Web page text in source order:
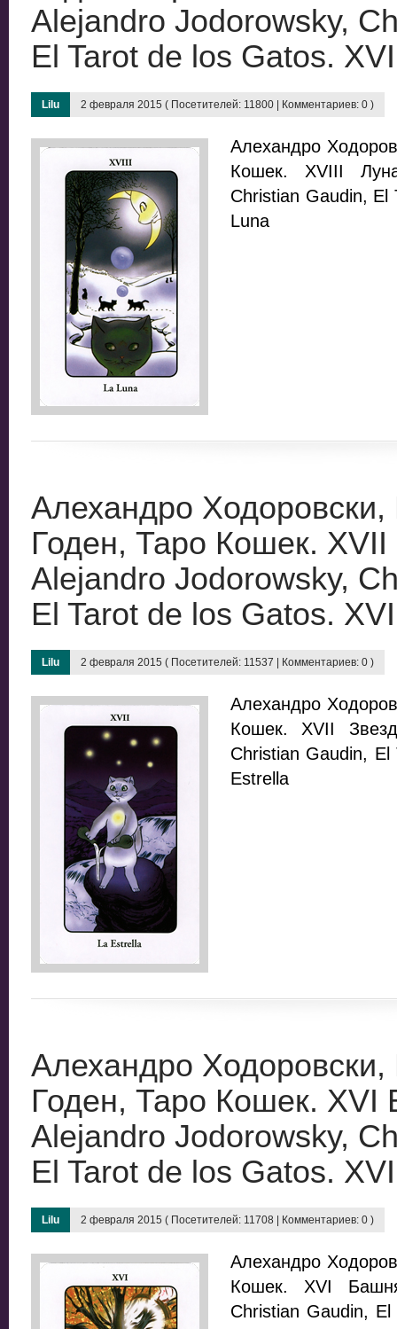
Alejandro Jodorowsky,
El Tarot de los Gatos.
Lilu 2 февраля 2015 ( Посетителей: 11800 | Комментариев: 0 )
Алехандро
Кошек. XVIII
Christian Gaudin,
Luna
Алехандро Ходоровски,
Годен, Таро Кошек. XVII
Alejandro Jodorowsky,
El Tarot de los Gatos.
Lilu 2 февраля 2015 ( Посетителей: 11537 | Комментариев: 0 )
Алехандро
Кошек. XVII
Christian Gaudin,
Estrella
Алехандро Ходоровски,
Годен, Таро Кошек. XVI
Alejandro Jodorowsky,
El Tarot de los Gatos.
Lilu 2 февраля 2015 ( Посетителей: 11708 | Комментариев: 0 )
Алехандро
Кошек. XVI
Christian Gaudin,